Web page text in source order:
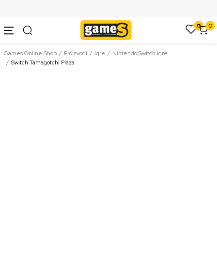
0 0
Games Online Shop Proizvodi Igre
Nintendo Switch igre
Switch Tamagotchi Plaza